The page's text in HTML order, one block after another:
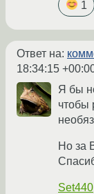
1
Ответ на:
18:34:15
Я бы
чтобы
Но за
Set440